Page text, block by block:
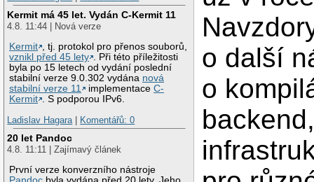
Kermit má 45 let. Vydán C-Kermit 11
4.8. 11:44 | Nová verze
Kermit , tj. protokol pro přenos souborů,
vznikl před 45 lety . Při této příležitosti
byla po 15 letech od vydání poslední
stabilní verze 9.0.302 vydána nová
stabilní verze 11
implementaceC-
Kermit . S podporou IPv6.
Ladislav Hagara | Komentářů: 0
20 let Pandoc
4.8. 11:11 | Zajímavý článek
První verze konverzního nástroje
o další
o